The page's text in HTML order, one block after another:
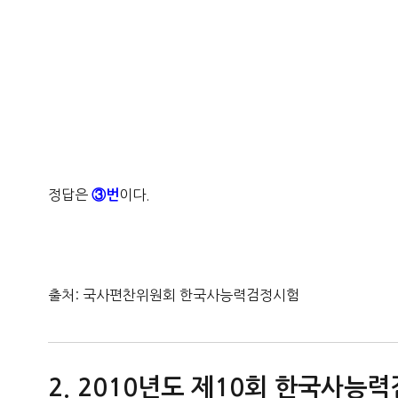
정답은 ③번 이다.
출처: 국사편찬위원회 한국사능력검정시험
2010년도 제10회 한국사능력